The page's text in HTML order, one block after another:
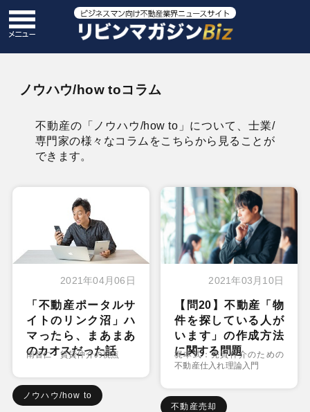
ノウハウ/how toコラム
不動産の「ノウハウ/how to」について、士業/
専門家の様々なコラムをこちらから見ることが
できます。
2021年04月06日
「不動産ポータルサ
イトのリンク沼」ハ
マったら、まあまあ
のカオスだった話
南智仁 賃貸仲介の視点
ノウハウ/how to
2021年03月10日
【問20】不動産「物
件を探している人が
います」の作成方法
に関する問題
梶本式：売買仲介のための
不動産仕入れ理論入門
不動産売却